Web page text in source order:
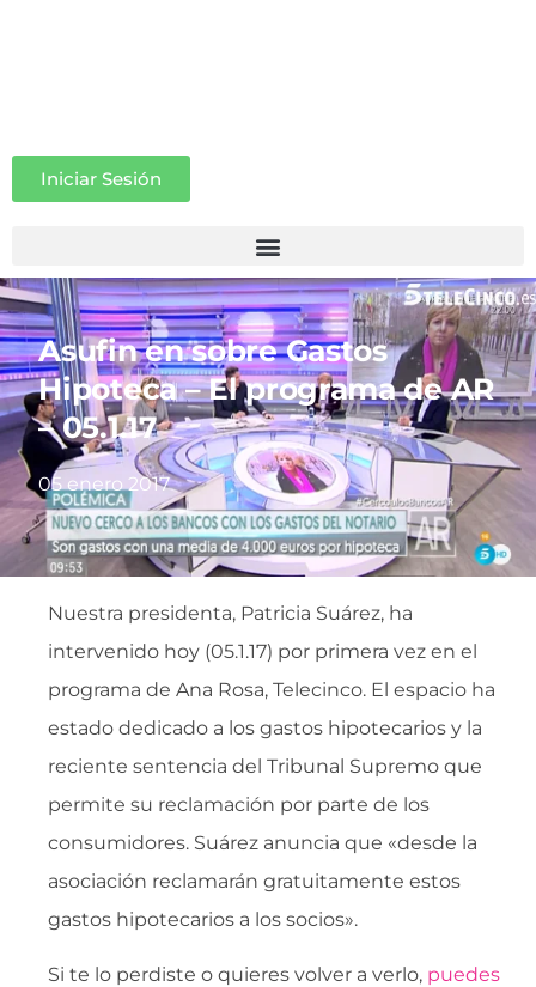
Iniciar Sesión
Asufin en sobre Gastos
Hipoteca – El programa de AR
– 05.1.17
05 enero 2017
Nuestra presidenta, Patricia Suárez, ha
intervenido hoy (05.1.17) por primera vez en el
programa de Ana Rosa, Telecinco. El espacio ha
estado dedicado a los gastos hipotecarios y la
reciente sentencia del Tribunal Supremo que
permite su reclamación por parte de los
consumidores. Suárez anuncia que «desde la
asociación reclamarán gratuitamente estos
gastos hipotecarios a los socios».
Si te lo perdiste o quieres volver a verlo, puedes